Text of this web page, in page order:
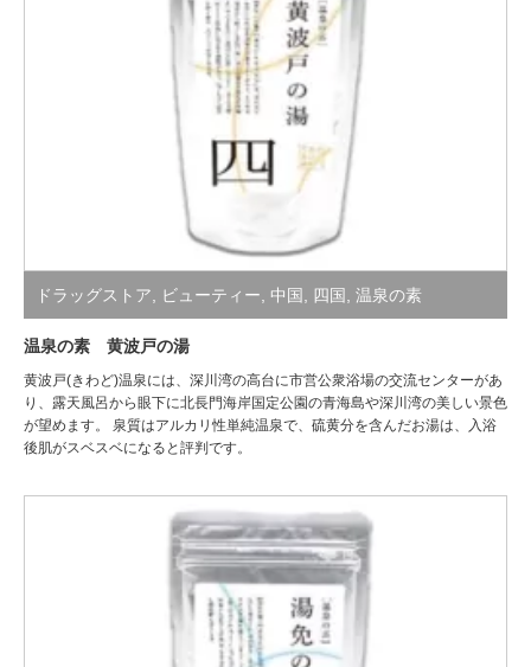
ドラッグストア, ビューティー, 中国, 四国, 温泉の素
温泉の素 黄波戸の湯
黄波戸(きわど)温泉には、深川湾の高台に市営公衆浴場の交流センターがあ
り、露天風呂から眼下に北長門海岸国定公園の青海島や深川湾の美しい景色
が望めます。 泉質はアルカリ性単純温泉で、硫黄分を含んだお湯は、入浴
後肌がスベスベになると評判です。